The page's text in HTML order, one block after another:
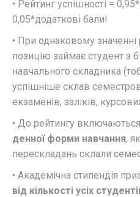
• Рейтинг успішності =
0,05*додаткові бали!
• При однаковому
позицію займає студент з
навчального складника
успішніше склав
екзаменів, заліків,
• До рейтингу включаються
денної форми навчання,
перескладань склали
• Академічна стипендія
від кількості усіх